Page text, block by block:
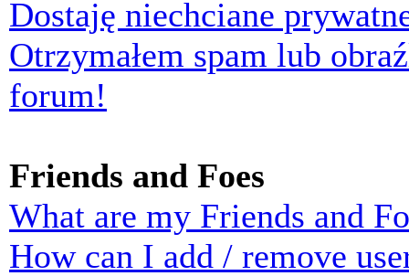
Dostaję niechciane
Otrzymałem spam lub
forum!
Friends and Foes
What are my Friends and
How can I add / remove